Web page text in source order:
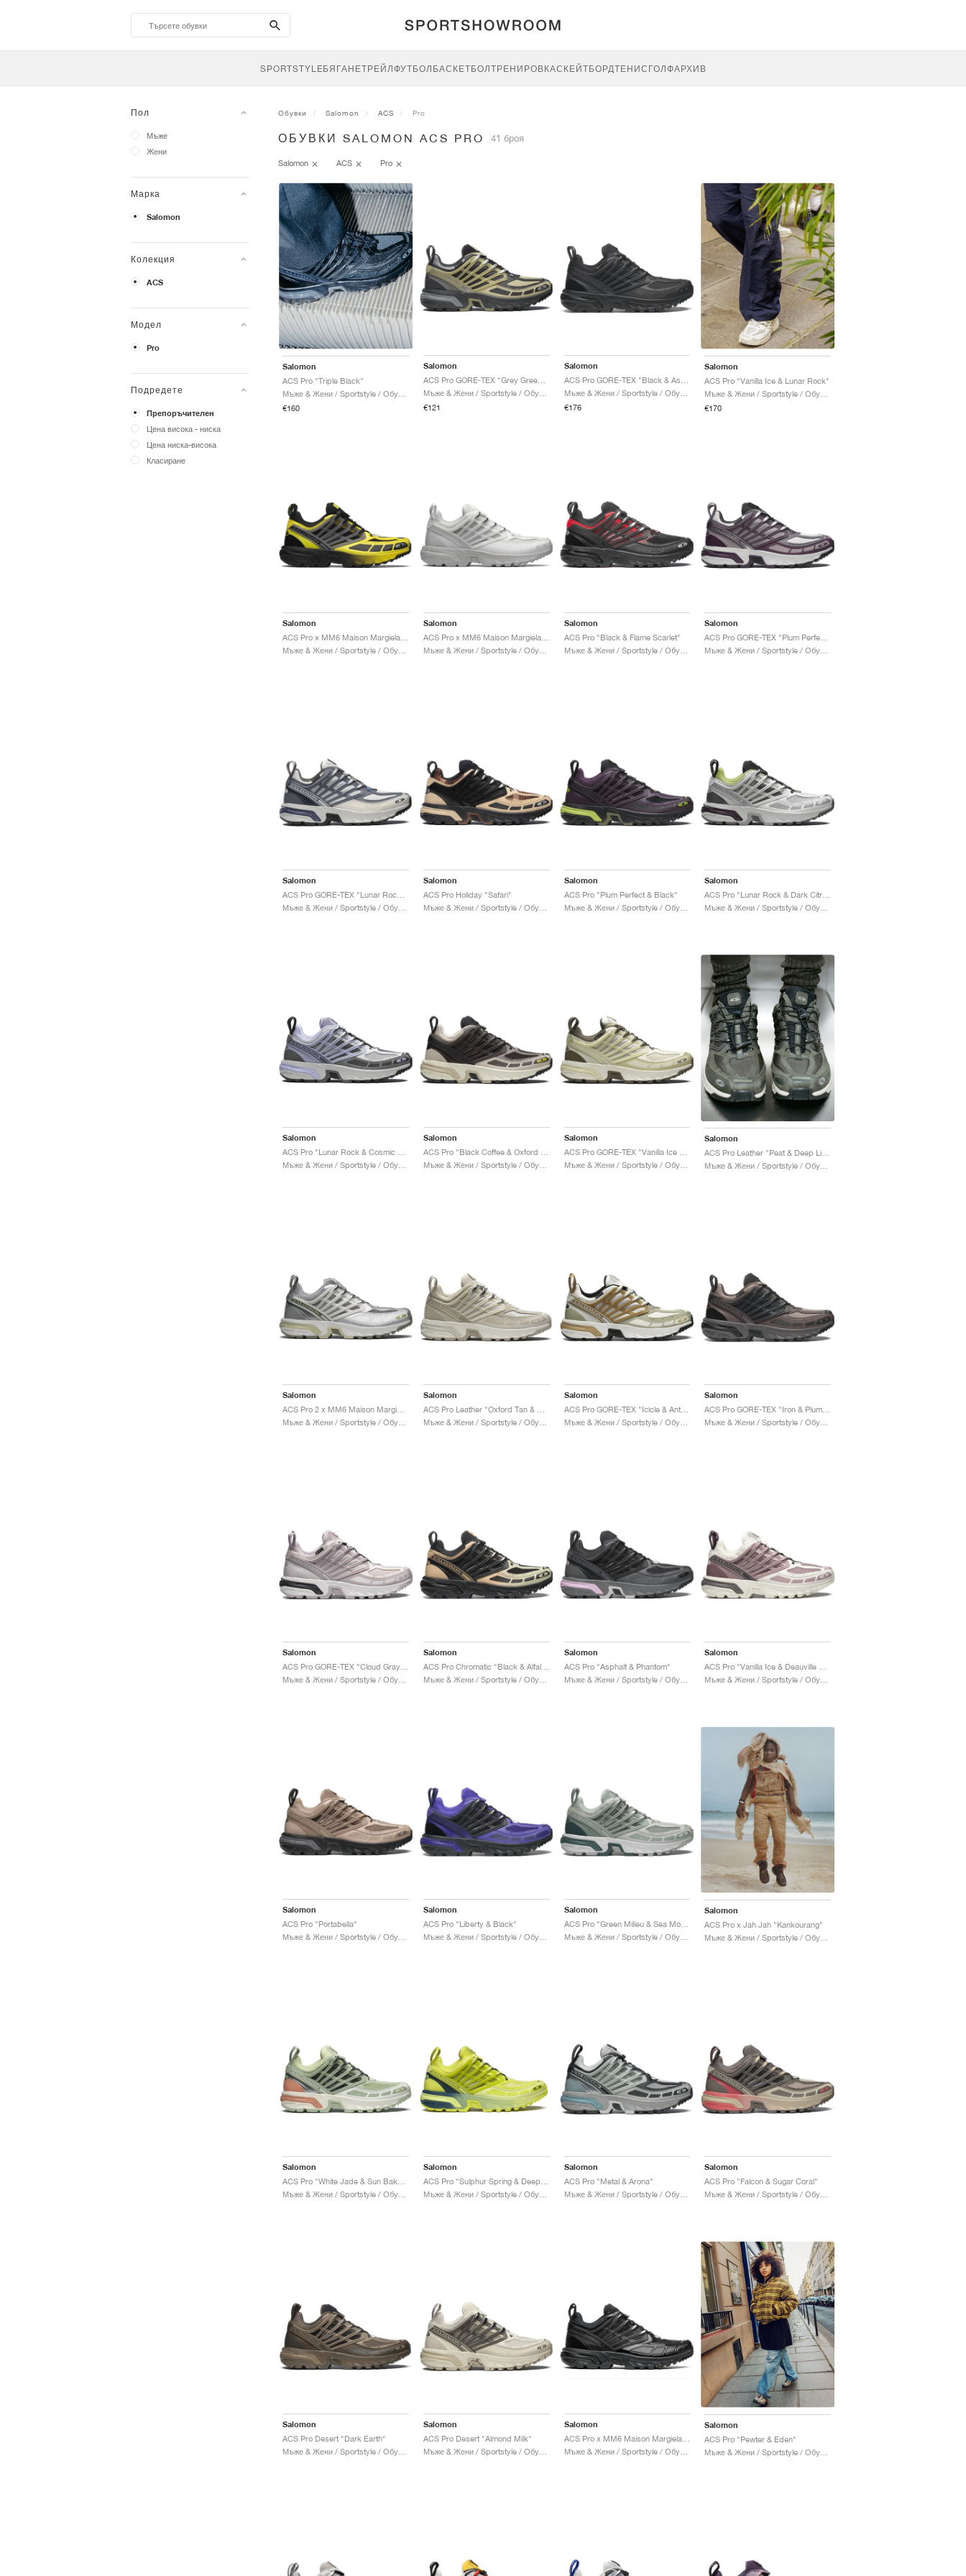
search-
btn
SPORTSTYLEБЯГАНЕТРЕЙЛФУТБОЛ БАСКЕТБОЛТРЕНИРОВКАСКЕЙТБОРДТЕНИС ГОЛФАРХИВ
Пол
Мъже
Жени
Марка
Salomon
Колекция
ACS
Модел
Pro
Подредете
Препоръчителен
Цена висока - ниска
Цена ниска-висока
Класиране
Обувки Salomon ACS Pro
ОБУВКИ SALOMON ACS PRO 41 броя
Salomon ACS Pro
Salomon
ACS Pro "Triple Black"
€160
Salomon
ACS Pro GORE-TEX "Grey Green & Asphalt"
Мъже & Жени / Sportstyle / Обувки
€121
Salomon
Мъже & Жени / Sportstyle / Обувки
€176
Salomon
ACS Pro "Vanilla Ice & Lunar Rock"
€170
Salomon Salomon
Мъже & Жени / Sportstyle / Обувки
Salomon
ACS Pro "Black & Flame Scarlet"
Мъже & Жени / Sportstyle / Обувки
Salomon
Salomon Salomon
ACS Pro Holiday "Safari"
Мъже & Жени / Sportstyle / Обувки
Salomon
ACS Pro "Plum Perfect & Black"
Мъже & Жени / Sportstyle / Обувки
Salomon
Salomon Salomon
Мъже & Жени / Sportstyle / Обувки
Salomon
Мъже & Жени / Sportstyle / Обувки
Salomon
Salomon Salomon
Мъже & Жени / Sportstyle / Обувки
Salomon
ACS Pro GORE-TEX "Icicle & Antelope"
Мъже & Жени / Sportstyle / Обувки
Salomon
Salomon Salomon
ACS Pro Chromatic "Black & Alfalfa"
Мъже & Жени / Sportstyle / Обувки
Salomon
ACS Pro "Asphalt & Phantom"
Мъже & Жени / Sportstyle / Обувки
Salomon
Salomon
ACS Pro "Portabella"
Salomon
ACS Pro "Liberty & Black"
Мъже & Жени / Sportstyle / Обувки
Salomon
ACS Pro "Green Milieu & Sea Moss"
Мъже & Жени / Sportstyle / Обувки
Salomon
ACS Pro x Jah Jah "Kankourang"
Salomon Salomon
Мъже & Жени / Sportstyle / Обувки
Salomon
ACS Pro "Metal & Arona"
Мъже & Жени / Sportstyle / Обувки
Salomon
ACS Pro "Falcon & Sugar Coral"
Salomon
ACS Pro Desert "Dark Earth"
Salomon
ACS Pro Desert "Almond Milk"
Мъже & Жени / Sportstyle / Обувки
Salomon
Мъже & Жени / Sportstyle / Обувки
Salomon
ACS Pro "Pewter & Eden"